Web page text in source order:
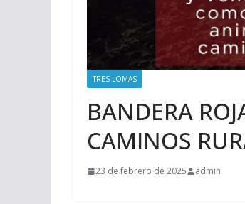
TRES LOMAS
BANDERA
CAMINOS
23 de febrero de 2025 admin